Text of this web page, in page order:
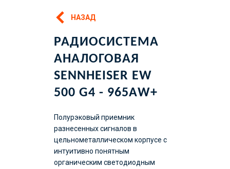
НАЗАД
РАДИОСИСТЕМА
АНАЛОГОВАЯ
SENNHEISER EW
500 G4 - 965AW+
Полурэковый приемник
разнесенных сигналов в
цельнометаллическом корпусе с
интуитивно понятным
органическим светодиодным